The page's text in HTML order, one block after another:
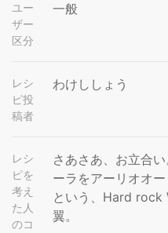
ユー
ザー
区分
一般
レシ
ピ投
稿者
わけししょう
レシ
ピを
考え
た人
のコ
さあさあ、お立合
ーラをアーリオオ
という、Hard rock
翼。